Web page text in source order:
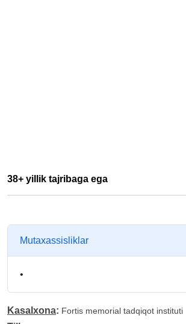
38+ yillik tajribaga ega
Mutaxassisliklar
•
Kasalxona: Fortis memorial tadqiqot instituti